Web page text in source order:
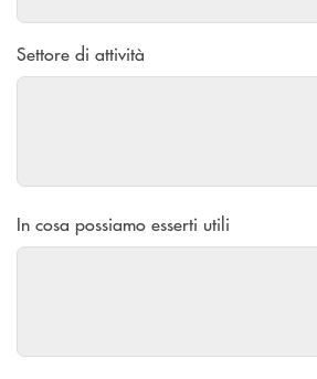
Settore di attività
In cosa possiamo esserti utili